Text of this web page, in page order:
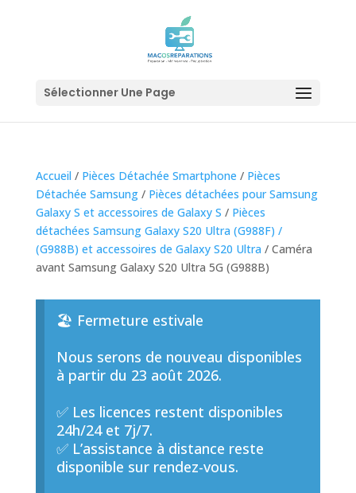
Sélectionner Une Page
Accueil / Pièces Détachée Smartphone / Pièces
Détachée Samsung/ Pièces détachées pour Samsung
Galaxy S et accessoires de Galaxy S / Pièces
détachées Samsung Galaxy S20 Ultra (G988F) /
(G988B) et accessoires de Galaxy S20 Ultra / Caméra
avant Samsung Galaxy S20 Ultra 5G (G988B)
🏖️ Fermeture estivale
Nous serons de nouveau disponibles
à partir du 23 août 2026.
✅ Les licences restent disponibles
24h/24 et 7j/7.
✅ L’assistance à distance reste
disponible sur rendez-vous.